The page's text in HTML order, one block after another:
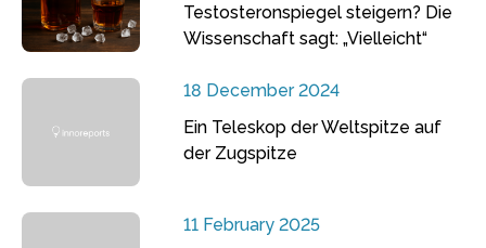
Testosteronspiegel steigern? Die
Wissenschaft sagt: „Vielleicht“
18 December 2024
Ein Teleskop der Weltspitze auf
der Zugspitze
11 February 2025